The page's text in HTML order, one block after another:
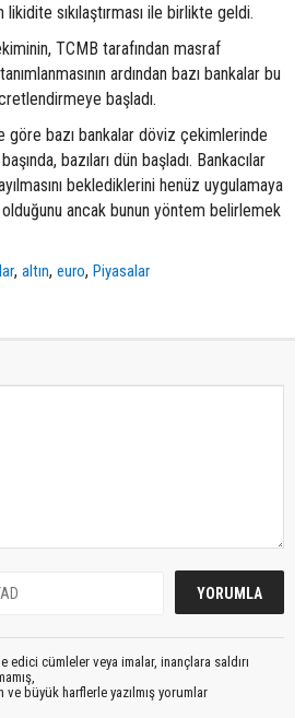
likidite sıkılaştırması ile birlikte geldi.
TCMB tarafından masraf
ardından bazı bankalar bu
başladı.
göre bazı bankalar döviz çekimlerinde
bazıları dün başladı. Bankacılar
beklediklerini henüz uygulamaya
olduğunu ancak bunun yöntem belirlemek
,altın,euro,Piyasalar
edici cümleler veya imalar, inançlara saldırı
ve büyük harflerle yazılmış yorumlar